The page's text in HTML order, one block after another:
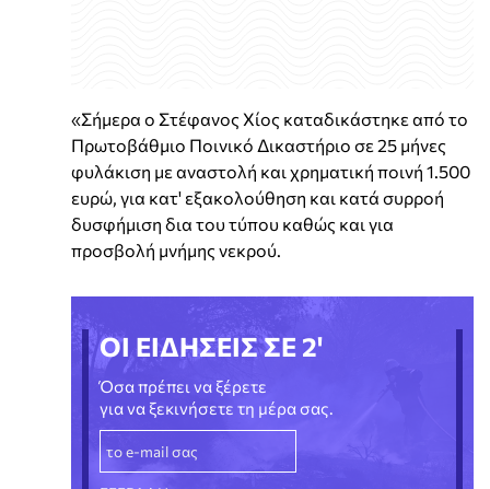
«Σήμερα ο Στέφανος Χίος καταδικάστηκε από το
Πρωτοβάθμιο Ποινικό Δικαστήριο σε 25 μήνες
φυλάκιση με αναστολή και χρηματική ποινή 1.500
ευρώ, για κατ' εξακολούθηση και κατά συρροή
δυσφήμιση δια του τύπου καθώς και για
προσβολή μνήμης νεκρού.
ΟΙ ΕΙΔΗΣΕΙΣ ΣΕ 2'
Όσα πρέπει να ξέρετε
για να ξεκινήσετε τη μέρα σας.